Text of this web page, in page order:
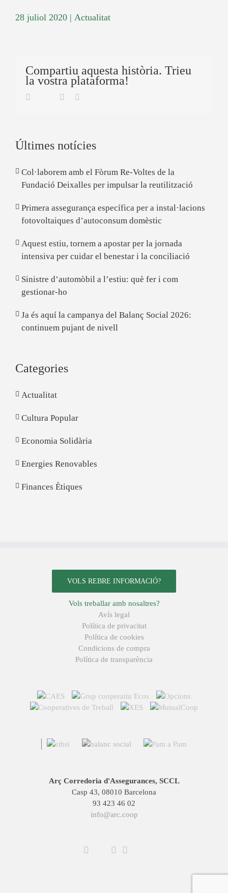
28 juliol 2020 | Actualitat
Compartiu aquesta història. Trieu
la vostra plataforma!
Facebook
TwitterLinkedin
Últimes notícies
Col·laborem amb el Fòrum Re-Voltes de la
Fundació Deixalles per impulsar la reutilització
Primera assegurança específica per a instal·lacions
fotovoltaiques d’autoconsum domèstic
Aquest estiu, tornem a apostar per la jornada
intensiva per cuidar el benestar i la conciliació
Sinistre d’automòbil a l’estiu: què fer i com
gestionar-ho
Ja és aquí la campanya del Balanç Social 2026:
continuem pujant de nivell
Categories
Actualitat
Cultura Popular
Economia Solidària
Energies Renovables
Finances Ètiques
VOLS REBRE INFORMACIÓ?
Vols treballar amb nosaltres?
Avís legal
Política de privacitat
Política de cookies
Condicions de compra
Política de transparència
Arç Corredoria d'Assegurances, SCCL
Casp 43, 08010 Barcelona
93 423 46 02
info@arc.coop